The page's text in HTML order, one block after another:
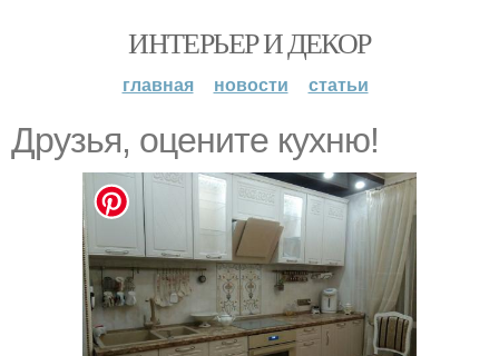
ИНТЕРЬЕР И ДЕКОР
главная новости статьи
Друзья, оцените кухню!